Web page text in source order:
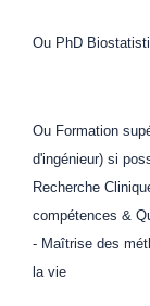
Ou PhD
Ou Formation
d'ingénieur) si
Recherche
compétences &
- Maîtrise des
la vie